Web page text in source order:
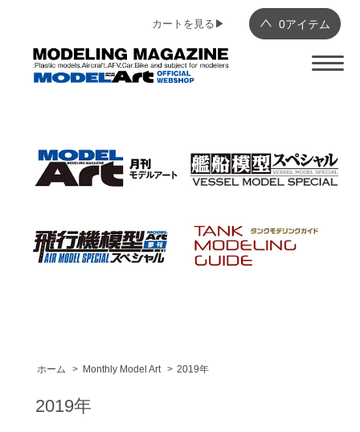
0アイテム
カートを見る▶︎
ホーム > Monthly Model Art > 2019年
2019年